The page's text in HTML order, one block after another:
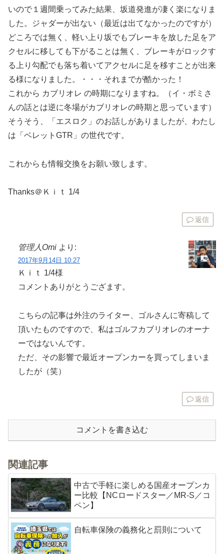
いので１週間乗ってみた結果、坂道発進が凄く楽になりま
した。ジャダーが出ない（最近は出てなかったのですが）
どころでは無く、軽い上り坂でもブレーキを放した足をア
クセルに移しても下がることは無く、ブレーキがロックす
る上り勾配でも落ち着いてアクセルに足を移すことが出来
る様になりました。・・・それまでが酷かった！
これから カブリオレ の時期になりますね。（イ・ボミさ
んの話とは逆に冬場がカブリオレの時期と思っています）
そうそう、「エスロク」のお話しがありましたが、わたし
は「ベレットGTR」の世代です。
これからも情報交換をお願い致します。
Thanks＠Ｋｉｔ 1/4
返信
管理人Omi より:
2017年9月14日 10:27
Ｋｉｔ 1/4様
コメントありがとうござます。
こちらの記事は外注のライター、ゴルさんに寄稿して
頂いたものですので、私はゴルフカブリオレのオーナ
ーではないんです。
ただ、その影響で最近オープンカーを買ってしまいま
したが（笑）
返信
コメントを書き込む
関連記事
中古で手軽に楽しめる国産オープンカ
ー比較【NCロードスター／MR-S／コ
ペン】
自転車保険の義務化と罰則について